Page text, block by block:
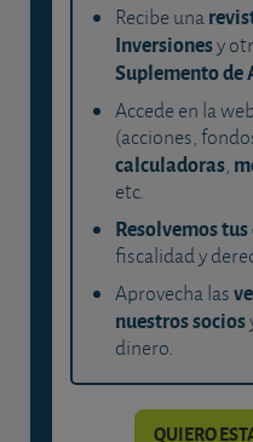
Recibe una
Inversionesy
Suplemento de
Accede en la
(acciones,
calculadoras,
etc.
Resolvemos
fiscalidad y
Aprovecha las
nuestros socios
dinero.
QUIERO